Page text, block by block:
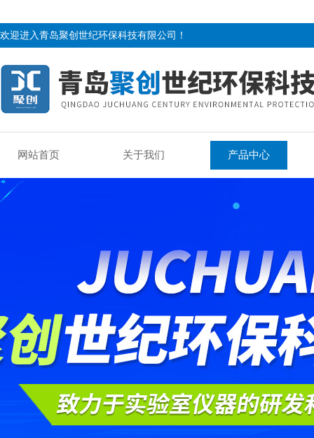
欢迎进入青岛聚创世纪环保科技有限公司！
网站首页 关于我们 产品中心